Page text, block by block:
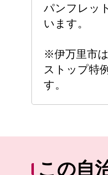
パンフレッ
います。
※伊万里市
ストップ特
す。
この自